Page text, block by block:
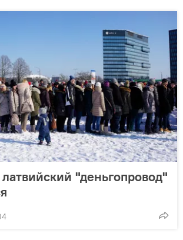
"деньгопровод"